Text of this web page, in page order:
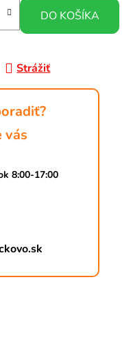
DO KOŠÍKA
Strážiť
vás
8:00-17:00